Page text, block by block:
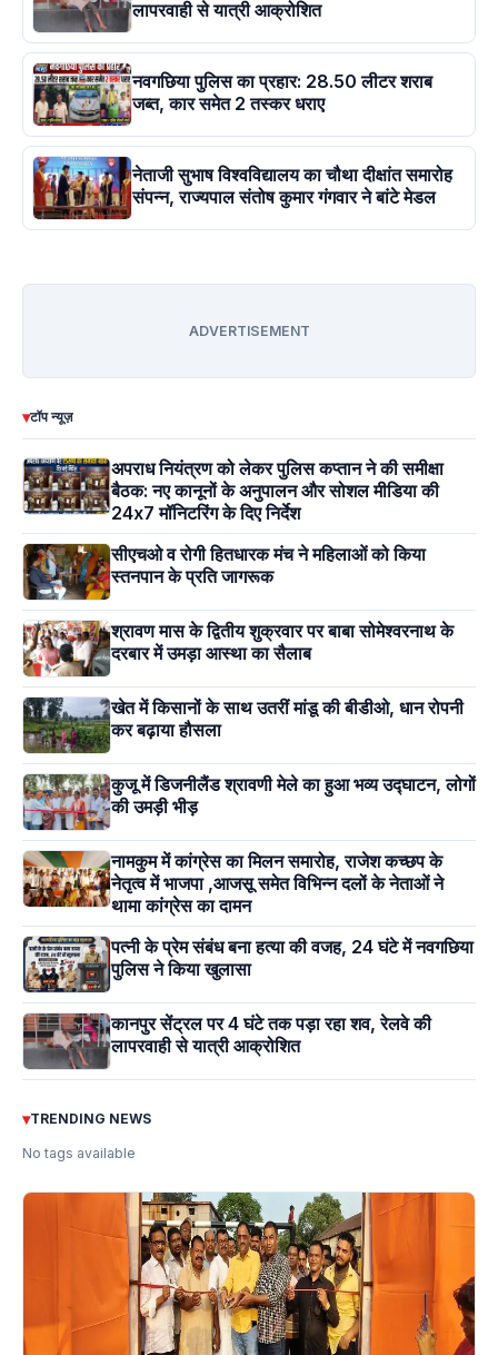
लापरवाही से यात्री आक्रोशित
नवगछिया पुलिस का प्रहार: 28.50 लीटर शराब
जब्त, कार समेत 2 तस्कर धराए
नेताजी सुभाष विश्वविद्यालय का चौथा दीक्षांत समारोह
संपन्न, राज्यपाल संतोष कुमार गंगवार ने बांटे मेडल
ADVERTISEMENT
▾टॉप न्यूज़
अपराध नियंत्रण को लेकर पुलिस कप्तान ने की समीक्षा
बैठक: नए कानूनों के अनुपालन और सोशल मीडिया की
24x7 मॉनिटरिंग के दिए निर्देश
सीएचओ व रोगी हितधारक मंच ने महिलाओं को किया
स्तनपान के प्रति जागरूक
श्रावण मास के द्वितीय शुक्रवार पर बाबा सोमेश्वरनाथ के
दरबार में उमड़ा आस्था का सैलाब
खेत में किसानों के साथ उतरीं मांडू की बीडीओ, धान रोपनी
कर बढ़ाया हौसला
कुजू में डिजनीलैंड श्रावणी मेले का हुआ भव्य उद्घाटन, लोगों
की उमड़ी भीड़
नामकुम में कांग्रेस का मिलन समारोह, राजेश कच्छप के
नेतृत्व में भाजपा ,आजसू समेत विभिन्न दलों के नेताओं ने
थामा कांग्रेस का दामन
पत्नी के प्रेम संबंध बना हत्या की वजह, 24 घंटे में नवगछिया
पुलिस ने किया खुलासा
कानपुर सेंट्रल पर 4 घंटे तक पड़ा रहा शव, रेलवे की
लापरवाही से यात्री आक्रोशित
▾TRENDING NEWS
No tags available